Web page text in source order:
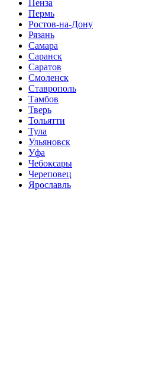
Пенза
Пермь
Ростов-на-Дону
Рязань
Самара
Саранск
Саратов
Смоленск
Ставрополь
Тамбов
Тверь
Тольятти
Тула
Ульяновск
Уфа
Чебоксары
Череповец
Ярославль